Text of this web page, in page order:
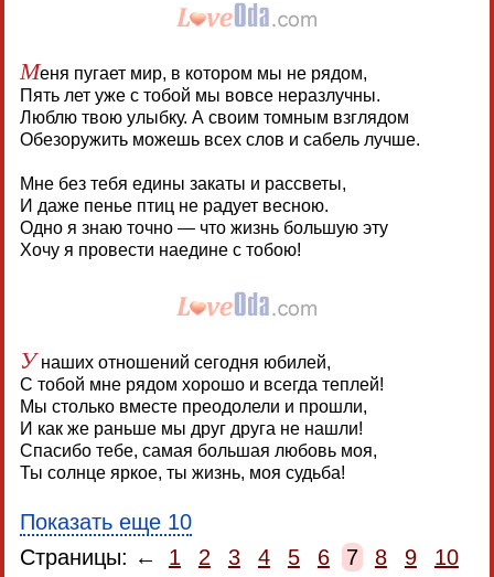
Меня пугает мир, в котором мы не рядом,
Пять лет уже с тобой мы вовсе неразлучны.
Люблю твою улыбку. А своим томным взглядом
Обезоружить можешь всех слов и сабель лучше.
Мне без тебя едины закаты и рассветы,
И даже пенье птиц не радует весною.
Одно я знаю точно — что жизнь большую эту
Хочу я провести наедине с тобою!
Унаших отношений сегодня юбилей,
С тобой мне рядом хорошо и всегда теплей!
Мы столько вместе преодолели и прошли,
И как же раньше мы друг друга не нашли!
Спасибо тебе, самая большая любовь моя,
Ты солнце яркое, ты жизнь, моя судьба!
Показать еще 10
Страницы: ←
1 2 3 4 5 6 7 8 9
10